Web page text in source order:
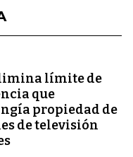
límite de
que
propiedad de
de televisión